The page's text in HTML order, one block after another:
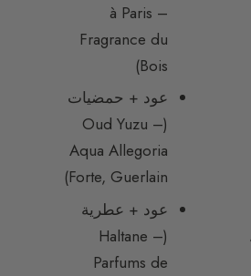
à Paris –
Fragrance du
Bois)
عود + حمضيات
(Oud Yuzu –
Aqua Allegoria
Forte, Guerlain)
عود + عطرية
(Haltane –
Parfums de